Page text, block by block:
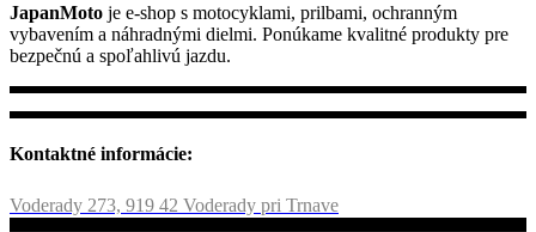
JapanMoto je e-shop s motocyklami, prilbami, ochranným
vybavením a náhradnými dielmi. Ponúkame kvalitné produkty pre
bezpečnú a spoľahlivú jazdu.
Kontaktné informácie:
Voderady 273, 919 42 Voderady pri Trnave